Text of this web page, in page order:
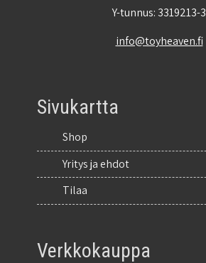
Y-tunnus: 3319213-3
info@toyheaven.fi
Sivukartta
Shop
Yritys ja ehdot
Tilaa
Verkkokauppa